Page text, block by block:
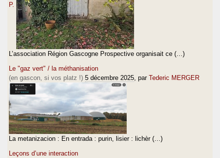
P.
L’association Région Gascogne Prospective organisait ce (…)
Le "gaz vert" / la méthanisation
(en gascon, si vos platz !) 5 décembre 2025 , par Tederic MERGER
La metanizacion : En entrada : purin, lisier : lichèr (…)
Leçons d’une interaction